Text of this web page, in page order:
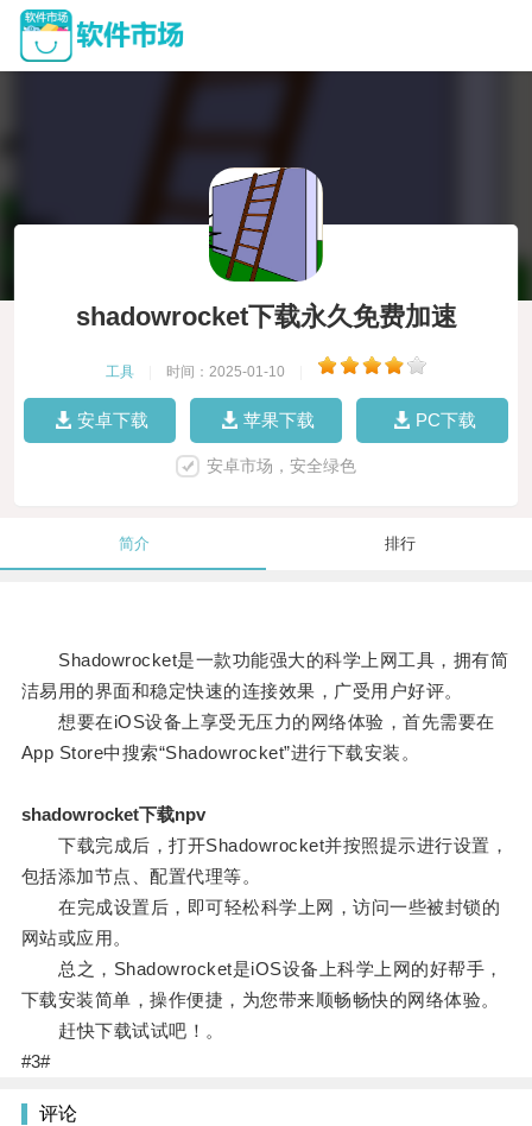
shadowrocket下载永久免费加速
工具 时间：2025-01-10
安卓下载 苹果下载 PC下载
安卓市场，安全绿色
简介 排行
Shadowrocket是一款功能强大的科学上网工具，拥有简
洁易用的界面和稳定快速的连接效果，广受用户好评。
想要在iOS设备上享受无压力的网络体验，首先需要在
App Store中搜索“Shadowrocket”进行下载安装。
shadowrocket下载npv
下载完成后，打开Shadowrocket并按照提示进行设置，
包括添加节点、配置代理等。
在完成设置后，即可轻松科学上网，访问一些被封锁的
网站或应用。
总之，Shadowrocket是iOS设备上科学上网的好帮手，
下载安装简单，操作便捷，为您带来顺畅畅快的网络体验。
赶快下载试试吧！。
#3#
评论